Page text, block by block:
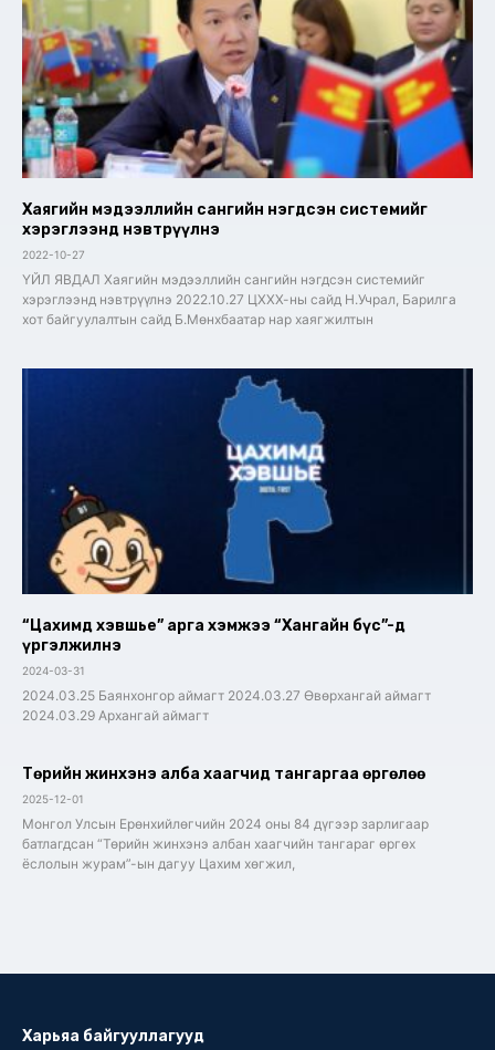
Хаягийн мэдээллийн сангийн нэгдсэн системийг
хэрэглээнд нэвтрүүлнэ
2022-10-27
ҮЙЛ ЯВДАЛ Хаягийн мэдээллийн сангийн нэгдсэн системийг
хэрэглээнд нэвтрүүлнэ 2022.10.27 ЦХХХ-ны сайд Н.Учрал, Барилга
хот байгуулалтын сайд Б.Мөнхбаатар нар хаягжилтын
“Цахимд хэвшье” арга хэмжээ “Хангайн бүс”-д
үргэлжилнэ
2024-03-31
2024.03.25 Баянхонгор аймагт 2024.03.27 Өвөрхангай аймагт
2024.03.29 Архангай аймагт
Төрийн жинхэнэ алба хаагчид тангаргаа өргөлөө
2025-12-01
Монгол Улсын Ерөнхийлөгчийн 2024 оны 84 дүгээр зарлигаар
батлагдсан “Төрийн жинхэнэ албан хаагчийн тангараг өргөх
ёслолын журам”-ын дагуу Цахим хөгжил,
Харьяа байгууллагууд